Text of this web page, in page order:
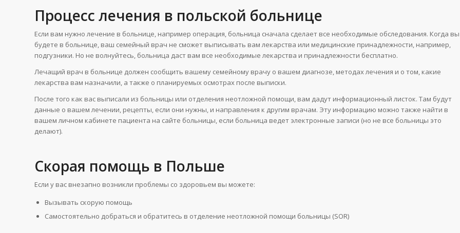
Процесс лечения в польской больнице
Если вам нужно лечение в больнице, например операция, больница сначала сделает все необходимые обследования. Когда вы
будете в больнице, ваш семейный врач не сможет выписывать вам лекарства или медицинские принадлежности, например,
подгузники. Но не волнуйтесь, больница даст вам все необходимые лекарства и принадлежности бесплатно.
Лечащий врач в больнице должен сообщить вашему семейному врачу о вашем диагнозе, методах лечения и о том, какие
лекарства вам назначили, а также о планируемых осмотрах после выписки.
После того как вас выписали из больницы или отделения неотложной помощи, вам дадут информационный листок. Там будут
данные о вашем лечении, рецепты, если они нужны, и направления к другим врачам. Эту информацию можно также найти в
вашем личном кабинете пациента на сайте больницы, если больница ведет электронные записи (но не все больницы это
делают).
Скорая помощь в Польше
Если у вас внезапно возникли проблемы со здоровьем вы можете:
Вызывать скорую помощь
Самостоятельно добраться и обратитесь в отделение неотложной помощи больницы (SOR)